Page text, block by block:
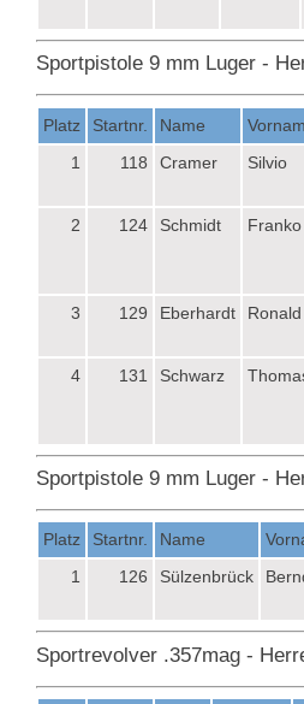
Sportpistole 9 mm Luger -
Platz Startnr. Name
1
118 Cramer Silvio
2 124 Schmidt Franko
3 129 Eberhardt Ronald
4 131 Schwarz
Sportpistole 9 mm Luger -
Platz Startnr. Name
1
126 Sülzenbrück
Sportrevolver .357mag -